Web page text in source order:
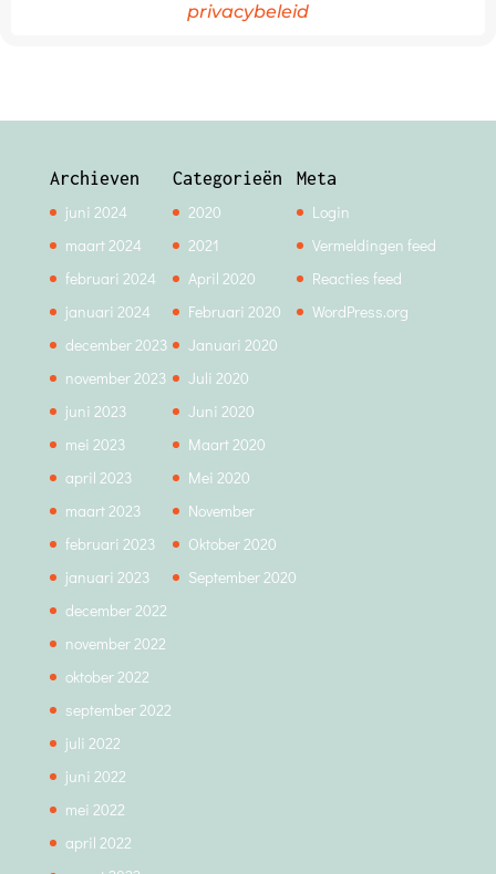
privacybeleid
Archieven
juni 2024
maart 2024
februari 2024
januari 2024
december 2023
november 2023
juni 2023
mei 2023
april 2023
maart 2023
februari 2023
januari 2023
december 2022
november 2022
oktober 2022
september 2022
juli 2022
juni 2022
mei 2022
april 2022
Categorieën
2020
2021
April 2020
Februari 2020
Januari 2020
Juli 2020
Juni 2020
Maart 2020
Mei 2020
November
Oktober 2020
September 2020
Meta
Login
Vermeldingen feed
Reacties feed
WordPress.org